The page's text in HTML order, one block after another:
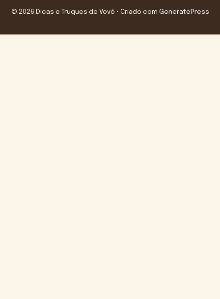
© 2026 Dicas e Truques de Vovó • Criado com GeneratePress